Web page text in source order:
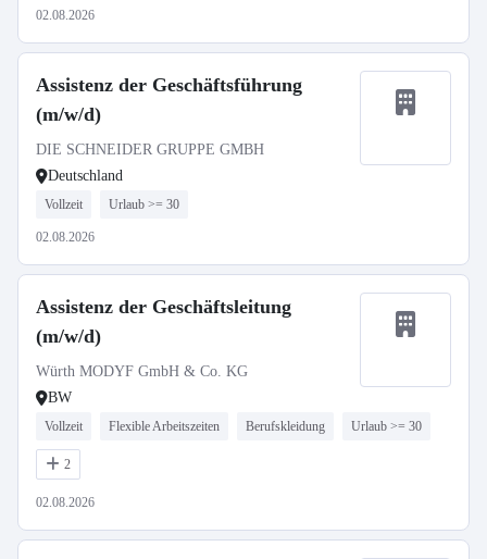
02.08.2026
Assistenz der Geschäftsführung
(m/w/d)
DIE SCHNEIDER GRUPPE GMBH
Deutschland
Vollzeit Urlaub >= 30
02.08.2026
Assistenz der Geschäftsleitung
(m/w/d)
Würth MODYF GmbH & Co. KG
BW
Vollzeit Flexible Arbeitszeiten Berufskleidung Urlaub >= 30
2
02.08.2026